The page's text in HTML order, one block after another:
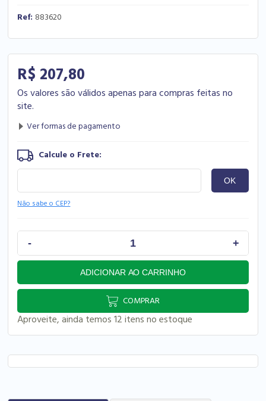
Ref: 883620
R$ 207,80
Os valores são válidos apenas para compras feitas no
site.
Não sabe o CEP?
COMPRAR
Aproveite, ainda temos 12 itens no estoque